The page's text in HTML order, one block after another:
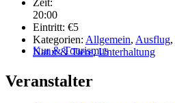
Kur & Tourismus
20:00
Eintritt: €5
Kategorien: Allgemein, Ausflug,
Natur & Tiere,Unterhaltung
Veranstalter